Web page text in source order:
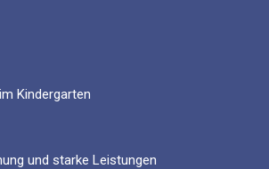
Kindergarten
und starke Leistungen